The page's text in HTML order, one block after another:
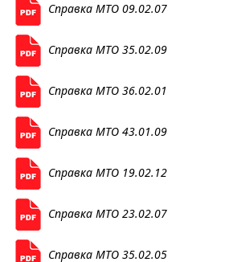
Справка МТО 09.02.07
Справка МТО 35.02.09
Справка МТО 36.02.01
Справка МТО 43.01.09
Справка МТО 19.02.12
Справка МТО 23.02.07
Справка МТО 35.02.05